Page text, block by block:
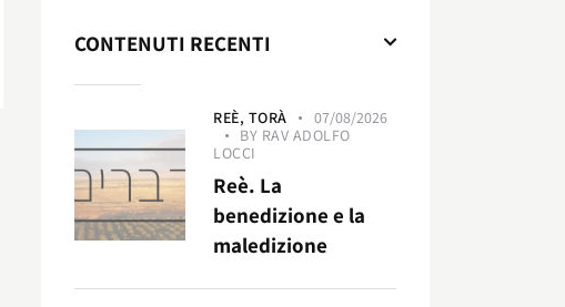
CONTENUTI RECENTI
REÈ, TORÀ
07/08/2026
BY RAV ADOLFO
LOCCI
Reè. La
benedizione e la
maledizione